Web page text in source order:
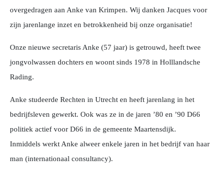
overgedragen aan Anke van Krimpen. Wij danken Jacques voor
zijn jarenlange inzet en betrokkenheid bij onze organisatie!
Onze nieuwe secretaris Anke (57 jaar) is getrouwd, heeft twee
jongvolwassen dochters en woont sinds 1978 in Holllandsche
Rading.
Anke studeerde Rechten in Utrecht en heeft jarenlang in het
bedrijfsleven gewerkt. Ook was ze in de jaren ’80 en ’90 D66
politiek actief voor D66 in de gemeente Maartensdijk.
Inmiddels werkt Anke alweer enkele jaren in het bedrijf van haar
man (internationaal consultancy).